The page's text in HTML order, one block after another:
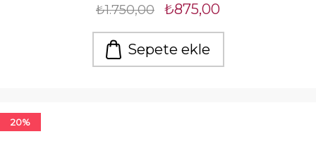
₺1.750,00 ₺875,00
Sepete ekle
20%